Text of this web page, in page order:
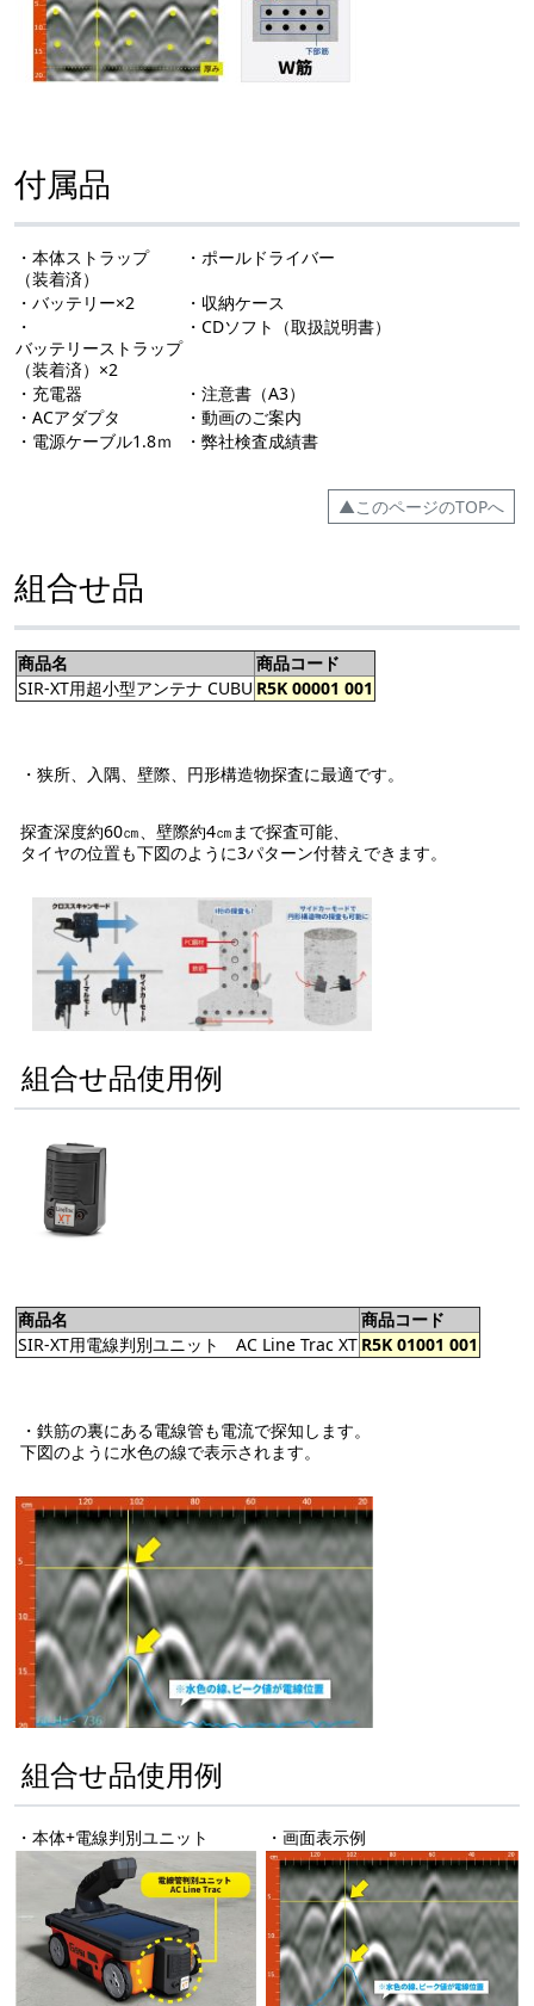
付属品
・本体ストラップ
（装着済）
・ポールドライバー
・バッテリー×2
・収納ケース
・
バッテリーストラップ
（装着済）×2
・CDソフト（取扱説明書）
・充電器
・注意書（A3）
・ACアダプタ
・動画のご案内
・電源ケーブル1.8ｍ
・弊社検査成績書
▲このページのTOPへ
組合せ品
商品名
商品コード
SIR-XT用超小型アンテナ CUBU R5K 00001 001
・狭所、入隅、壁際、円形構造物探査に最適です。
探査深度約60㎝、壁際約4㎝まで探査可能、
タイヤの位置も下図のように3パターン付替えできます。
組合せ品使用例
商品名
商品コード
SIR-XT用電線判別ユニット AC Line Trac XT R5K 01001 001
・鉄筋の裏にある電線管も電流で探知します。
下図のように水色の線で表示されます。
組合せ品使用例
・本体+電線判別ユニット ・画面表示例